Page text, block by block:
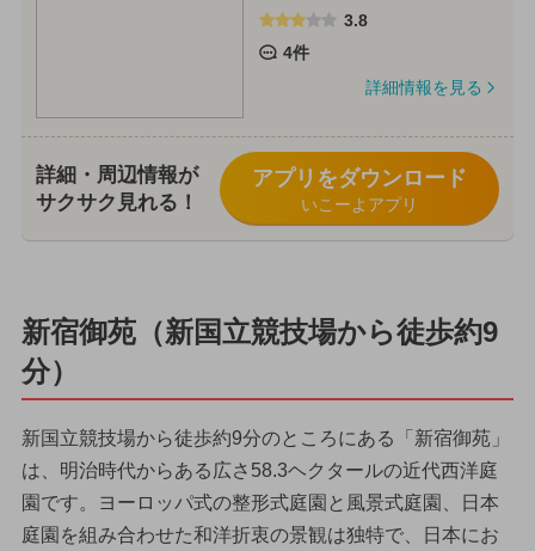
3.8
4件
詳細情報を見る
詳細・周辺情報が
サクサク見れる！
アプリをダウンロード
いこーよアプリ
新宿御苑（新国立競技場から徒歩約9
分）
新国立競技場から徒歩約9分のところにある「新宿御苑」
は、明治時代からある広さ58.3ヘクタールの近代西洋庭
園です。ヨーロッパ式の整形式庭園と風景式庭園、日本
庭園を組み合わせた和洋折衷の景観は独特で、日本にお